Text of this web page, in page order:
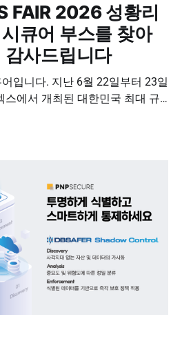
FAIR 2026 성황리
큐어 부스를 찾아
감사드립니다
22일부터 23일
스에서 개최된 대한민국 최대 규
황리에 막을 내렸습니다. 양일
니다. 뜨거웠던 1일차와 2일차의